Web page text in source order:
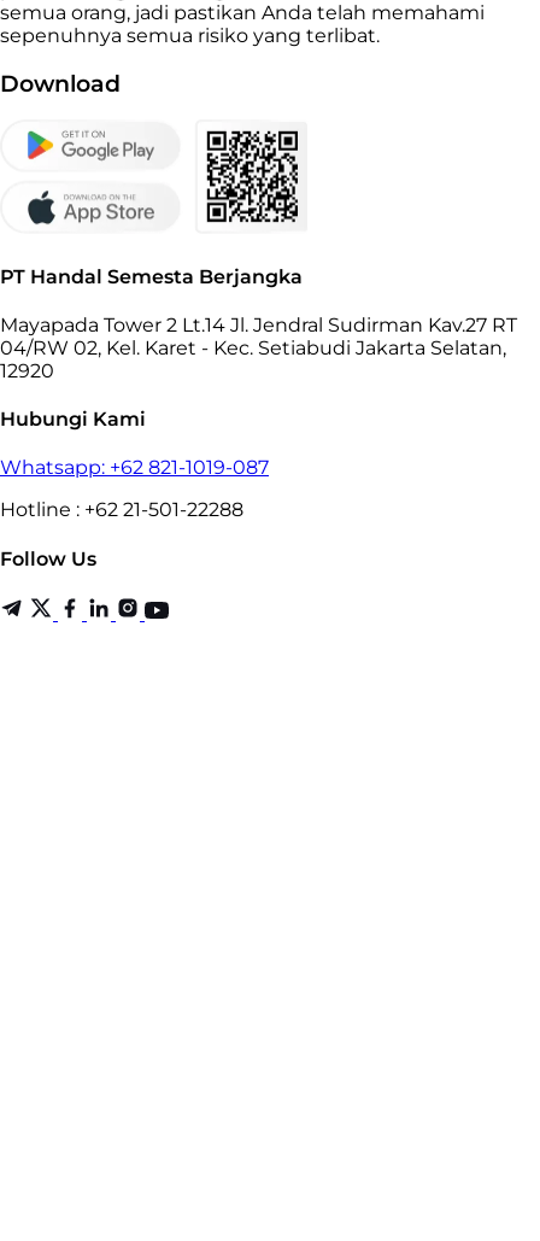
semua orang, jadi pastikan Anda telah memahami
sepenuhnya semua risiko yang terlibat.
Download
PT Handal Semesta Berjangka
Mayapada Tower 2 Lt.14 Jl. Jendral Sudirman Kav.27 RT
04/RW 02, Kel. Karet - Kec. Setiabudi Jakarta Selatan,
12920
Hubungi Kami
Whatsapp: +62 821-1019-087
Hotline : +62 21-501-22288
Follow Us